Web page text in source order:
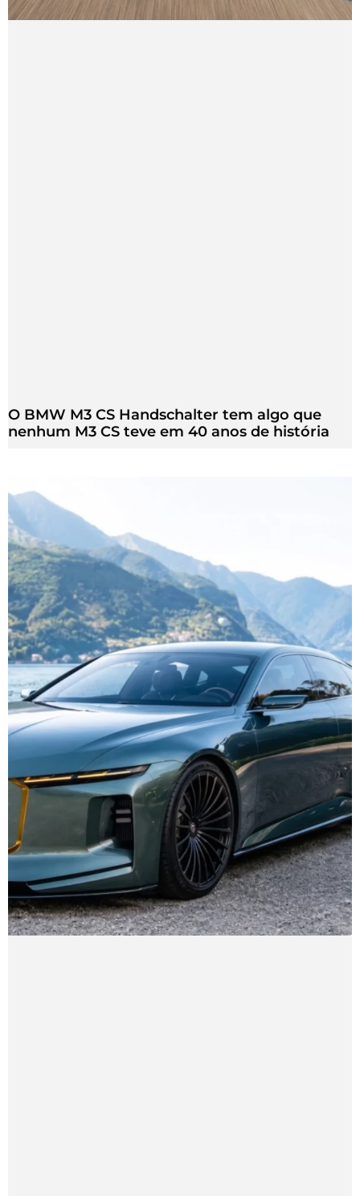
O BMW M3 CS Handschalter tem algo que
nenhum M3 CS teve em 40 anos de história